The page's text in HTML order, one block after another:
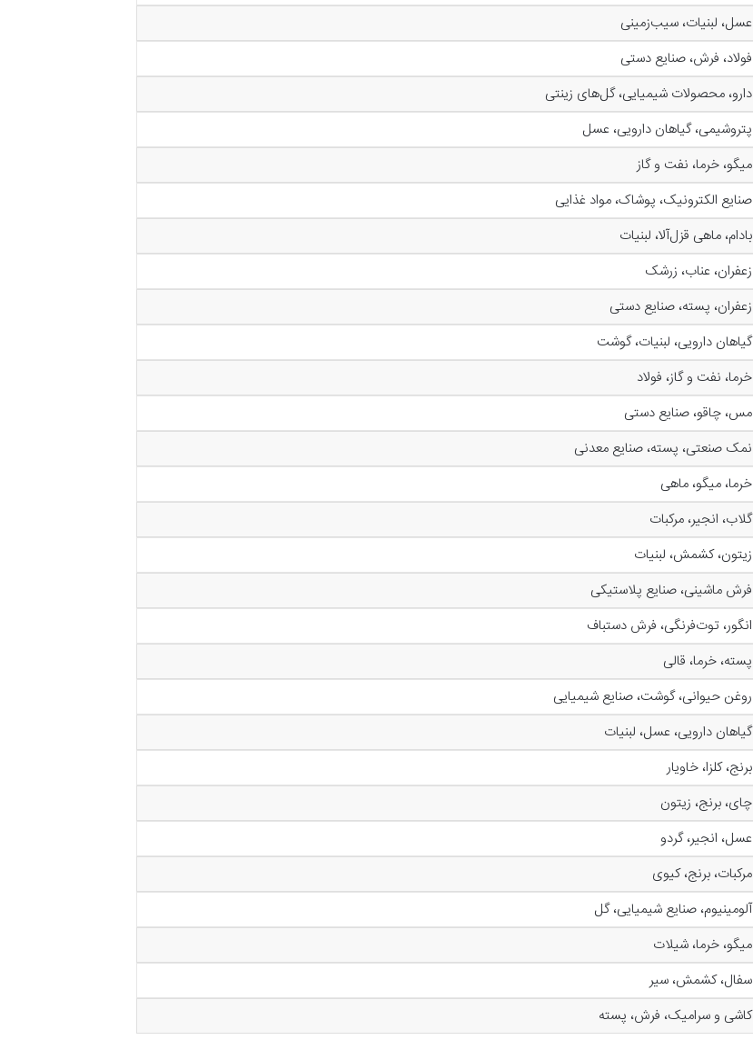
عسل، لبنیات، سیب‌زمینی
فولاد، فرش، صنایع دستی
دارو، محصولات شیمیایی، گل‌های زینتی
پتروشیمی، گیاهان دارویی، عسل
میگو، خرما، نفت و گاز
صنایع الکترونیک، پوشاک، مواد غذایی
بادام، ماهی قزل‌آلا، لبنیات
زعفران، عناب، زرشک
زعفران، پسته، صنایع دستی
گیاهان دارویی، لبنیات، گوشت
خرما، نفت و گاز، فولاد
مس، چاقو، صنایع دستی
نمک صنعتی، پسته، صنایع معدنی
خرما، میگو، ماهی
گلاب، انجیر، مرکبات
زیتون، کشمش، لبنیات
فرش ماشینی، صنایع پلاستیکی
انگور، توت‌فرنگی، فرش دستباف
پسته، خرما، قالی
روغن حیوانی، گوشت، صنایع شیمیایی
گیاهان دارویی، عسل، لبنیات
برنج، کلزا، خاویار
چای، برنج، زیتون
عسل، انجیر، گردو
مرکبات، برنج، کیوی
آلومینیوم، صنایع شیمیایی، گل
میگو، خرما، شیلات
سفال، کشمش، سیر
کاشی و سرامیک، فرش، پسته